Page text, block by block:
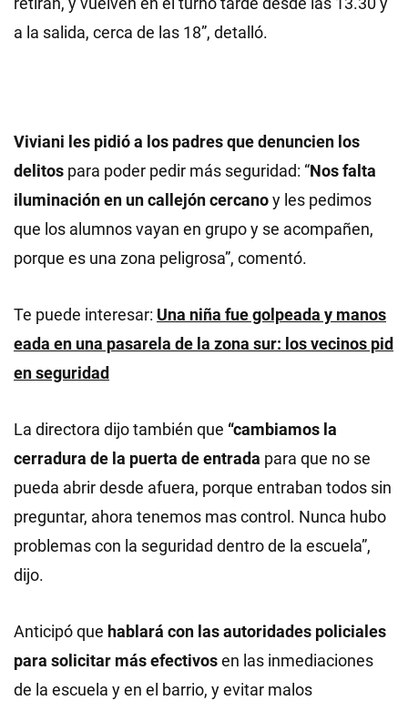
a la salida, cerca de las 18”, detalló.
Viviani les pidió a los padres que denuncien los
delitos para poder pedir más seguridad: “Nos falta
iluminación en un callejón cercanoy les pedimos
que los alumnos vayan en grupo y se acompañen,
porque es una zona peligrosa”, comentó.
Te puede interesar: Una niña fue golpeada y manos
eada en una pasarela de la zona sur: los vecinos pid
en seguridad
La directora dijo también que “cambiamos la
cerradura de la puerta de entrada para que no se
pueda abrir desde afuera, porque entraban todos sin
preguntar, ahora tenemos mas control. Nunca hubo
problemas con la seguridad dentro de la escuela”,
dijo.
Anticipó que hablará con las autoridades policiales
para solicitar más efectivosen las inmediaciones
de la escuela y en el barrio, y evitar malos